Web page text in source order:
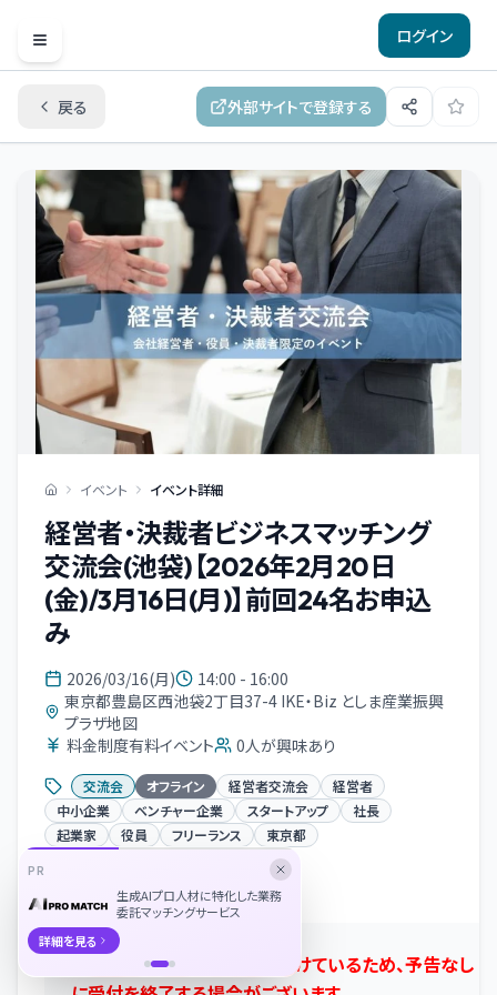
Open menu
ログイン
戻る 外部サイトで登録する
イベント イベント詳細
経営者・決裁者ビジネスマッチング
交流会(池袋)【2026年2月20日
(金)/3月16日(月)】前回24名お申込
み
2026/03/16(月)
14:00 - 16:00
東京都豊島区西池袋2丁目37-4 IKE・Biz としま産業振興
プラザ地図
料金制度有料イベント
0人が興味あり
交流会 オフライン 経営者交流会
経営者
中小企業
ベンチャー企業 スタートアップ
社長
起業家
役員 フリーランス 東京都
イベント概要
※他媒体でもご予約を受け付けているため、予告なし
PR
生成AIプロ人材に特化した業務
委託マッチングサービス
詳細を見る